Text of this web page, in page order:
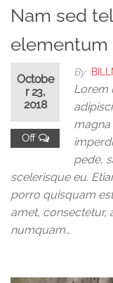
Nam sed
By
Octobe
r 23,
2018
Off
Lorem
magna
pede,
scelerisque eu.
porro quisquam
amet, consectetur,
numquam…